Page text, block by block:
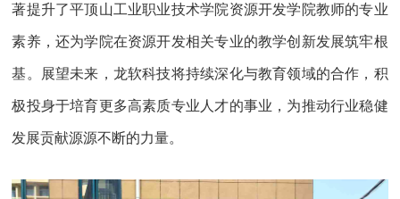
著提升了平顶山工业职业技术学院资源开发学院教师的专业
素养，还为学院在资源开发相关专业的教学创新发展筑牢根
基。展望未来，龙软科技将持续深化与教育领域的合作，积
极投身于培育更多高素质专业人才的事业，为推动行业稳健
发展贡献源源不断的力量。